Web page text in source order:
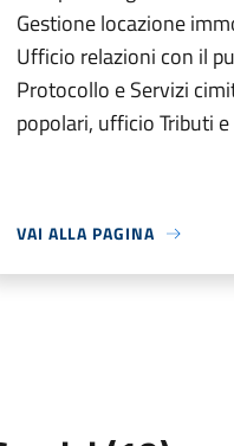
Gestione locazione
Ufficio relazioni con il
Protocollo e Servizi
popolari, ufficio Tributi
VAI ALLA PAGINA